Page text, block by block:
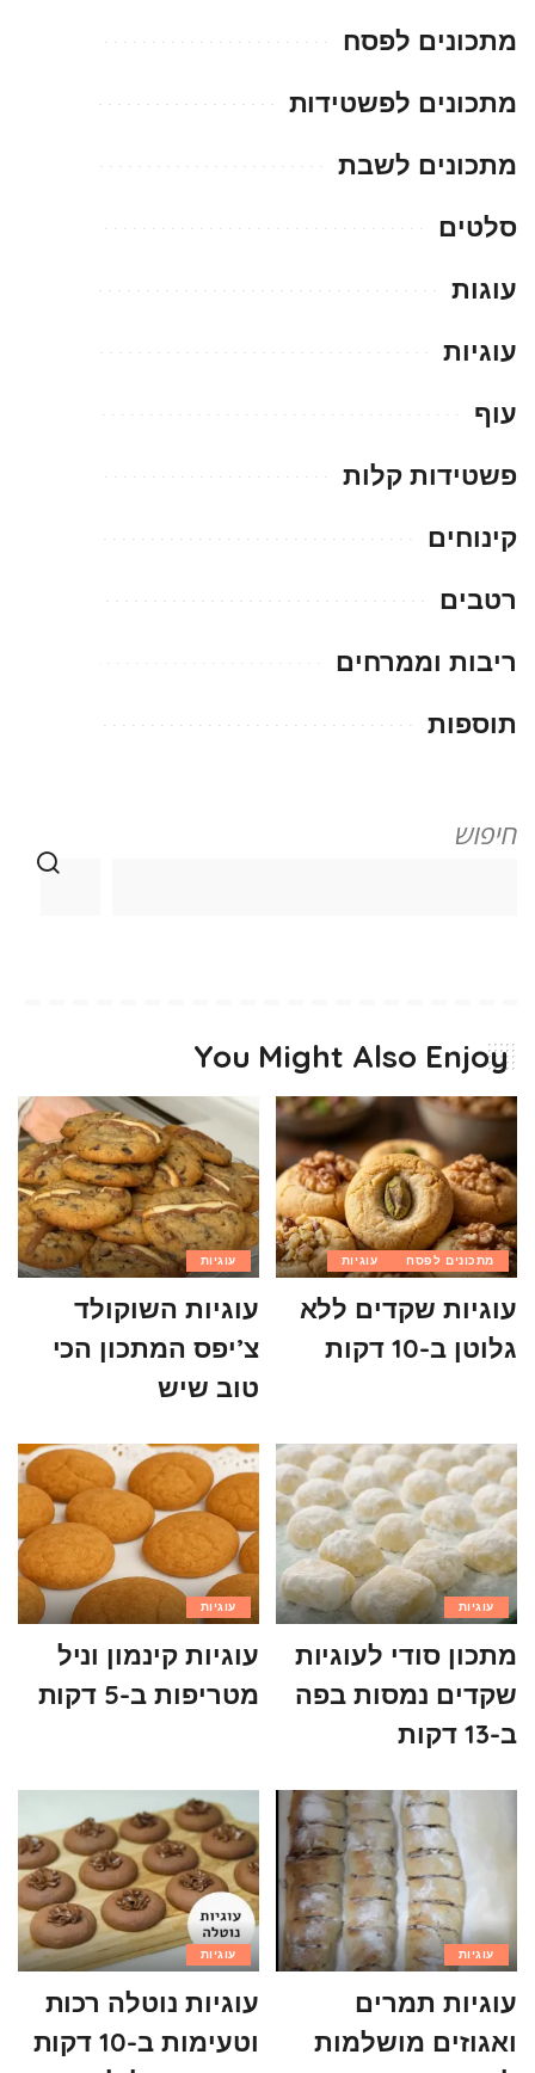
מתכונים לפסח
מתכונים לפשטידות
מתכונים לשבת
סלטים
עוגות
עוגיות
עוף
פשטידות קלות
קינוחים
רטבים
ריבות וממרחים
תוספות
חיפוש
You Might Also Enjoy
מתכונים לפסח עוגיות
עוגיות שקדים ללא
גלוטן ב-10 דקות
עוגיות
עוגיות השוקולד
צ’יפס המתכון הכי
טוב שיש
עוגיות
מתכון סודי לעוגיות
שקדים נמסות בפה
ב-13 דקות
עוגיות
עוגיות קינמון וניל
מטריפות ב-5 דקות
עוגיות
עוגיות תמרים
ואגוזים מושלמות
עוגיות
עוגיות נוטלה רכות
וטעימות ב-10 דקות